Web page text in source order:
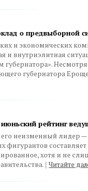
о предвыборной
и экономических
и внутриэлитная
губернатора
рейтинг
его неизменный лидер
фигурантов
хотя и не
{ Читайте